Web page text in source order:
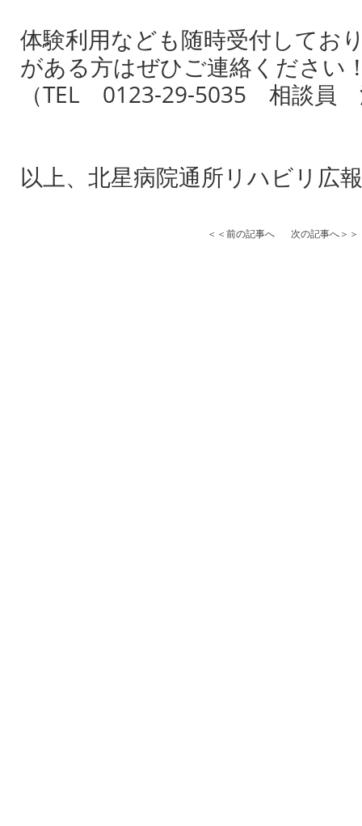
体験利用なども随時受付してお
がある方はぜひご連絡ください
（TEL 0123-29-5035 相談員
以上、北星病院通所リハビリ広
＜＜前の記事へ 次の記事へ＞＞